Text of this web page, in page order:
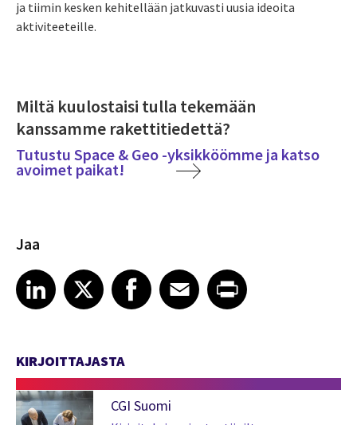
ja tiimin kesken kehitellään jatkuvasti uusia ideoita
aktiviteeteille.
Miltä kuulostaisi tulla tekemään
kanssamme rakettitiedettä?
Tutustu Space & Geo -yksikköömme ja katso
avoimet paikat!
Jaa
Share article on LinkedIn
LinkedIn
Share article on XShare article on Facebook
Facebook
Share article on Email
EmailShare article on Print
KIRJOITTAJASTA
CGI Suomi